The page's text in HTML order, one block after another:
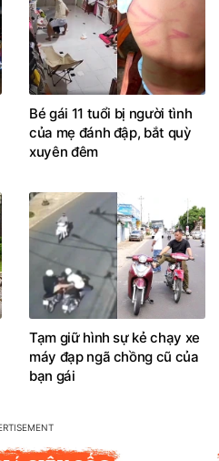
Bé gái 11 tuổi bị người tình
của mẹ đánh đập, bắt quỳ
xuyên đêm
Tạm giữ hình sự kẻ chạy xe
máy đạp ngã chồng cũ của
bạn gái